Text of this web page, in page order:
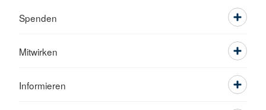
Spenden
Mitwirken
Informieren